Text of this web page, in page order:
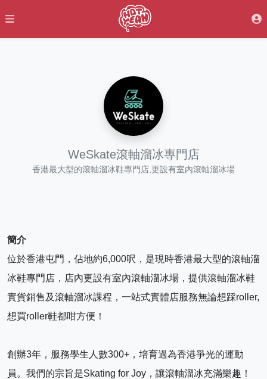
WeSkate滾軸溜冰專門店
香港最大型的滾軸溜冰鞋專門店,更設有室內滾軸溜冰場
簡介
位於香港屯門，佔地約6,000呎，是現時香港最大型的滾軸溜
冰鞋專門店，店內更設有室內滾軸溜冰場，提供滾軸溜冰鞋
實貨銷售及滾軸溜冰課程，一站式實體店服務無論想踩roller,
想買roller鞋都咁方便！
創辦3年，服務學生人數300+，培育過為香港爭光的運動
員。我們的宗旨是Skating for Joy，讓滾軸溜冰充滿樂趣！